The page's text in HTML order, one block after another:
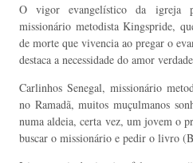
O vigor evangelístico da igreja
missionário metodista Kingspride,
de morte que vivencia ao pregar o
destaca a necessidade do amor
Carlinhos Senegal, missionário
no Ramadã, muitos muçulmanos
numa aldeia, certa vez, um jovem o
buscar o missionário e pedir o livro